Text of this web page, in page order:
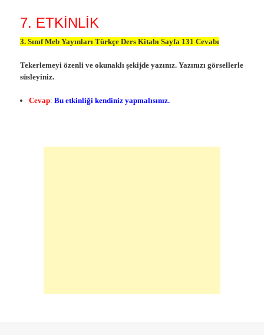
7. ETKİNLİK
3. Sınıf Meb Yayınları Türkçe Ders Kitabı Sayfa 131 Cevabı
Tekerlemeyi özenli ve okunaklı şekijde yazınız. Yazınızı görsellerle
süsleyiniz.
Cevap: Bu etkinliği kendiniz yapmalısınız.